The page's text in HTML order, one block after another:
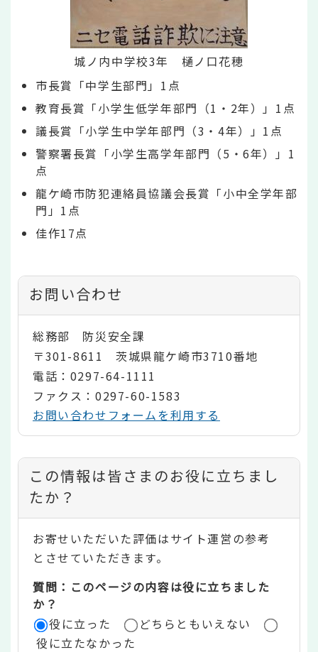
城ノ内中学校3年 樋ノ口花穂
市長賞「中学生部門」1点
教育長賞「小学生低学年部門（1・2年）」1点
議長賞「小学生中学年部門（3・4年）」1点
警察署長賞「小学生高学年部門（5・6年）」1
点
龍ケ崎市防犯連絡員協議会長賞「小中全学年部
門」1点
佳作17点
お問い合わせ
総務部 防災安全課
〒301-8611 茨城県龍ケ崎市3710番地
電話：0297-64-1111
ファクス：0297-60-1583
お問い合わせフォームを利用する
コ
ン
テ
ン
ツ
評
価
この情報は皆さまのお役に立ちまし
たか？
お寄せいただいた評価はサイト運営の参考
とさせていただきます。
質問：このページの内容は役に立ちました
か？
役に立った
どちらともいえない
役に立たなかった